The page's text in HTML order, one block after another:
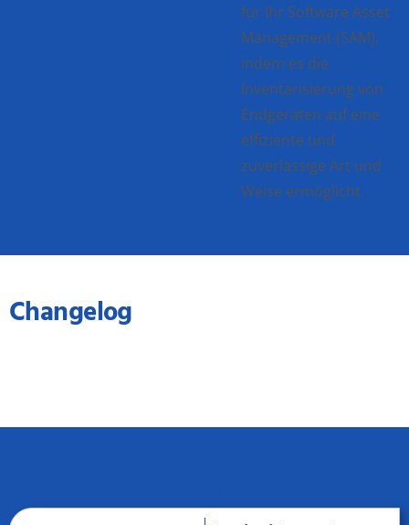
für Ihr Software Asset
Management (SAM),
indem es die
Inventarisierung von
Endgeräten auf eine
effiziente und
zuverlässige Art und
Weise ermöglicht.
Changelog